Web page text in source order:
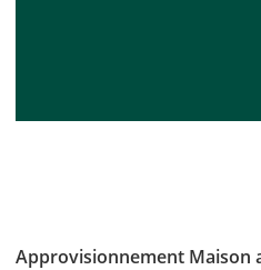
Approvisionnement Maison